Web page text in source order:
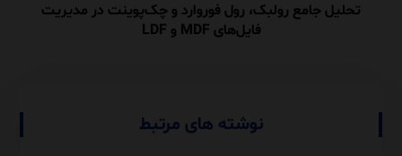
تحلیل جامع رولبک، رول فوروارد و چک‌پوینت در مدیریت
فایل‌های MDF و LDF
نوشته های مرتبط